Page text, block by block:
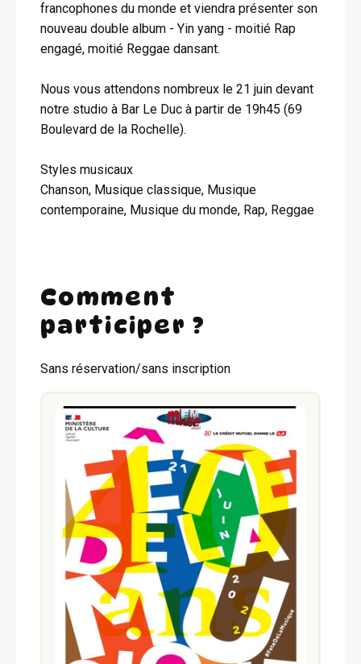
francophones du monde et viendra présenter son
nouveau double album - Yin yang - moitié Rap
engagé, moitié Reggae dansant.
Nous vous attendons nombreux le 21 juin devant
notre studio à Bar Le Duc à partir de 19h45 (69
Boulevard de la Rochelle).
Styles musicaux
Chanson, Musique classique, Musique
contemporaine, Musique du monde, Rap, Reggae
Comment
participer ?
Sans réservation/sans inscription